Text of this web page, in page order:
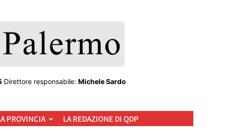
Direttore responsabile: Michele Sardo
PROVINCIA LA REDAZIONE DI QDP